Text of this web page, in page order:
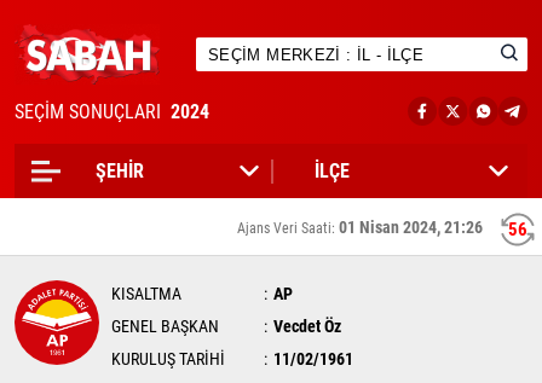
SEÇİM SONUÇLARI 2024
56
Ajans Veri Saati: 01 Nisan 2024, 21:26
KISALTMA
AP
GENEL BAŞKAN
Vecdet Öz
KURULUŞ TARİHİ
11/02/1961